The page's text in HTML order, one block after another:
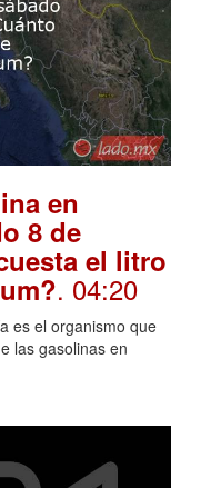
en
8 de
el litro
. 04:20
es el organismo que
las gasolinas en